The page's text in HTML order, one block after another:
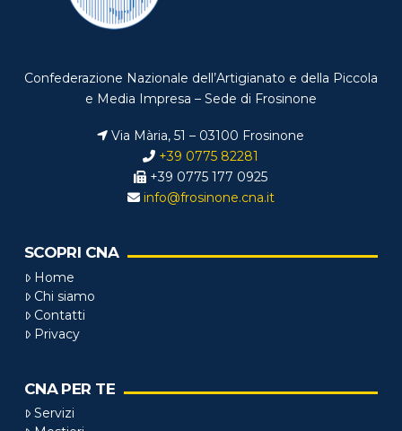
Confederazione Nazionale dell’Artigianato e della Piccola
e Media Impresa – Sede di Frosinone
Via Mària, 51 – 03100 Frosinone
+39 0775 82281
+39 0775 177 0925
info@frosinone.cna.it
SCOPRI CNA
Home
Chi siamo
Contatti
Privacy
CNA PER TE
Servizi